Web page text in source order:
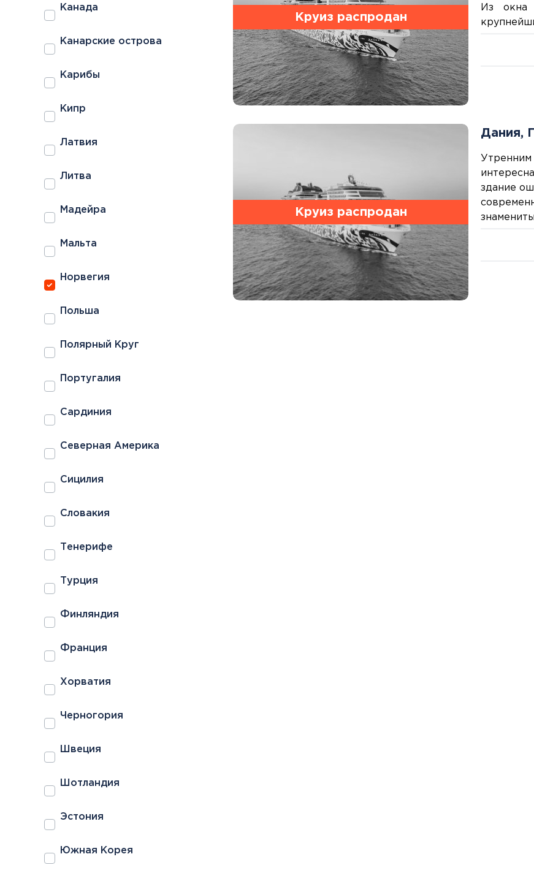
Канада
Канарские острова
Карибы
Кипр
Латвия
Литва
Мадейра
Мальта
Норвегия
Польша
Полярный Круг
Португалия
Сардиния
Северная Америка
Сицилия
Словакия
Тенерифе
Турция
Финляндия
Франция
Хорватия
Черногория
Швеция
Шотландия
Эстония
Южная Корея
Круиз распродан
Из окна
районе
Круиз распродан
Дания,
Утренним
здание